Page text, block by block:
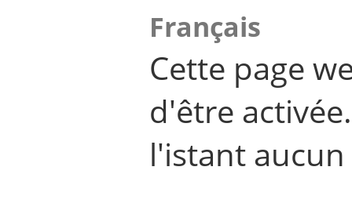
Français
Cette page
d'être
l'istant